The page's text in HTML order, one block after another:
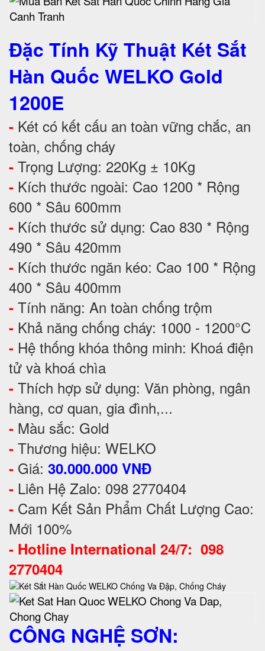
Đặc Tính Kỹ Thuật Két Sắt
Hàn Quốc WELKO Gold
1200E
- Két có kết cấu an toàn vững chắc, an
toàn, chống cháy
- Trọng Lượng: 220Kg ± 10Kg
- Kích thước ngoài: Cao 1200 * Rộng
600 * Sâu 600mm
- Kích thước sử dụng: Cao 830 * Rộng
490 * Sâu 420mm
- Kích thước ngăn kéo: Cao 100 * Rộng
400 * Sâu 400mm
- Tính năng: An toàn chống trộm
- Khả năng chống cháy: 1000 - 1200°C
- Hệ thống khóa thông minh: Khoá điện
tử và khoá chìa
- Thích hợp sử dụng: Văn phòng, ngân
hàng, cơ quan, gia đình,...
- Màu sắc: Gold
- Thương hiệu: WELKO
- Giá: 30.000.000 VNĐ
- Liên Hệ Zalo: 098 2770404
- Cam Kết Sản Phẩm Chất Lượng Cao:
Mới 100%
- Hotline International 24/7: 098
2770404
CÔNG NGHỆ SƠN: